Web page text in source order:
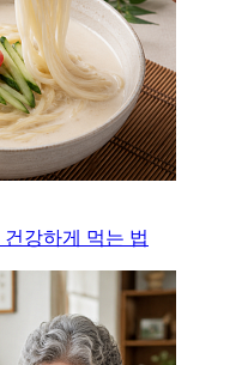
강하게 먹는 법